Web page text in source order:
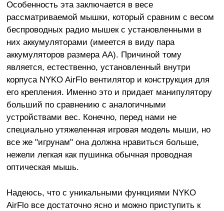
Особенность эта заключается в весе
рассматриваемой мышки, который сравним с весом
беспроводных радио мышек с установленными в
них аккумуляторами (имеется в виду пара
аккумуляторов размера AA). Причиной тому
является, естественно, установленный внутри
корпуса NYKO AirFlo вентилятор и конструкция для
его крепления. Именно это и придает манипулятору
больший по сравнению с аналогичными
устройствами вес. Конечно, перед нами не
специально утяжеленная игровая модель мыши, но
все же "игрунам" она должна нравиться больше,
нежели легкая как пушинка обычная проводная
оптическая мышь.
Надеюсь, что с уникальными функциями NYKO
AirFlo все достаточно ясно и можно приступить к